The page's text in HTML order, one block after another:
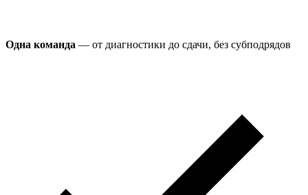
Одна команда — от диагностики до сдачи, без субподрядов